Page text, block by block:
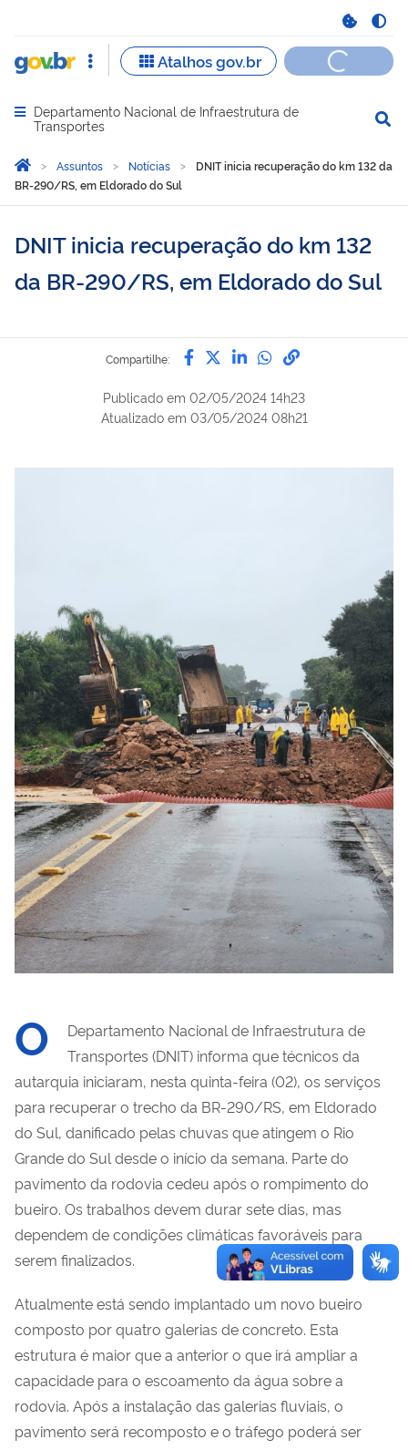
Abrir menu principal de navegação
Departamento Nacional de Infraestrutura de
Transportes
Você está aqui:
Página Inicial
Assuntos Notícias
DNIT inicia recuperação do km 132 da
BR-290/RS, em Eldorado do Sul
DNIT inicia recuperação do km 132
da BR-290/RS, em Eldorado do Sul
Compartilhe: Compartilhe por Facebook
Compartilhe por Twitter
Compartilhe por
Compartilhe
link para
Publicado em 02/05/2024 14h23
Atualizado em 03/05/2024 08h21
O
Departamento Nacional de Infraestrutura de
Transportes (DNIT) informa que técnicos da
autarquia iniciaram, nesta quinta-feira (02), os serviços
para recuperar o trecho da BR-290/RS, em Eldorado
do Sul, danificado pelas chuvas que atingem o Rio
Grande do Sul desde o início da semana. Parte do
pavimento da rodovia cedeu após o rompimento do
bueiro. Os trabalhos devem durar sete dias, mas
dependem de condições climáticas favoráveis para
serem finalizados.
Atualmente está sendo implantado um novo bueiro
composto por quatro galerias de concreto. Esta
estrutura é maior que a anterior o que irá ampliar a
capacidade para o escoamento da água sobre a
rodovia. Após a instalação das galerias fluviais, o
pavimento será recomposto e o tráfego poderá ser